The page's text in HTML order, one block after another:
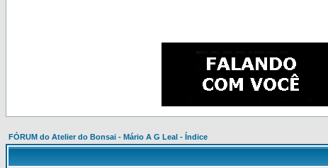
FÓRUM do Atelier do Bonsai - Mário A G Leal - Índice